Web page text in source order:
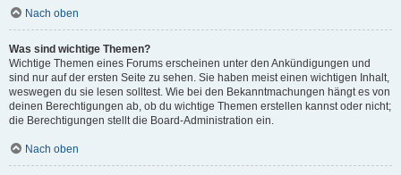
Nach oben
Was sind wichtige Themen?
Wichtige Themen eines Forums erscheinen unter den Ankündigungen und
sind nur auf der ersten Seite zu sehen. Sie haben meist einen wichtigen Inhalt,
weswegen du sie lesen solltest. Wie bei den Bekanntmachungen hängt es von
deinen Berechtigungen ab, ob du wichtige Themen erstellen kannst oder nicht;
die Berechtigungen stellt die Board-Administration ein.
Nach oben